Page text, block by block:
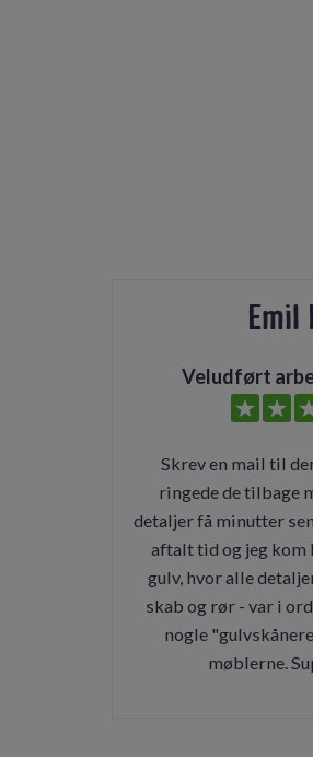
Emil
Veludført
Skrev en mail til
ringede de tilbage
detaljer få minutter
aftalt tid og jeg
gulv, hvor alle
skab og rør - var i
nogle
møblerne.